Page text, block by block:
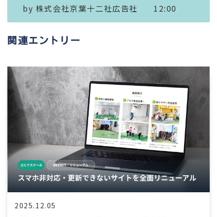
by 株式会社京葉十二社広告社 12:00
関連エントリー
2025.12.05